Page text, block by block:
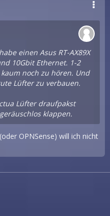
einen Asus RT-AX89X
10Gbit Ethernet. 1-2
noch zu hören. Und
Lüfter zu verbauen.
Lüfter draufpakst
klappen.
OPNSense) will ich nicht